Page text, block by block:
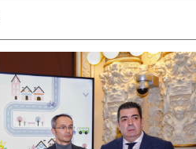
aplicación
externa.
aplicación
externa.